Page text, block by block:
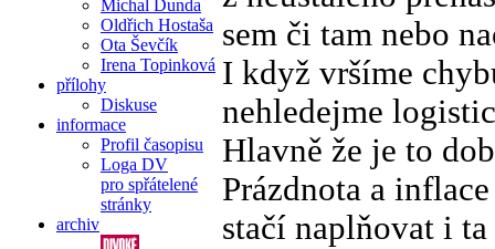
Michal Dunda
Oldřich Hostaša
Ota Ševčík
Irena Topinková
přílohy
Diskuse
informace
Profil časopisu
Loga DV
pro spřátelené
stránky
archiv
sem či tam nebo
I když vršíme
nehledejme
Hlavně že je to
Prázdnota a
stačí naplňovat i